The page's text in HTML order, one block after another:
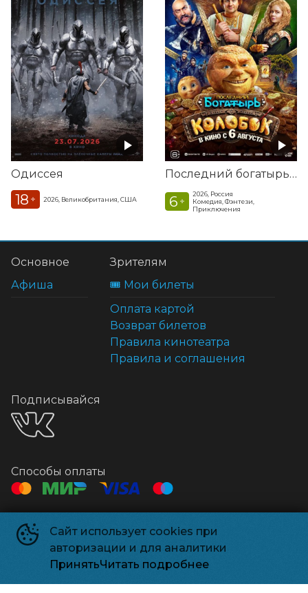
Одиссея
18 + 2026, Великобритания, США
Последний богатырь. Колобок
6 +
2026, Россия
Комедия, Фэнтези,
Приключения
Сайт использует cookies при
авторизации и для аналитики
ПринятьЧитать подробнее
Основное
Афиша
Зрителям
🎟️ Мои билеты
Оплата картой
Возврат билетов
Правила кинотеатра
Правила и соглашения
Подписывайся
Способы оплаты
Контакты
Касса
+7 495 500-91-78
Администрация relizparkzel@mail.ru